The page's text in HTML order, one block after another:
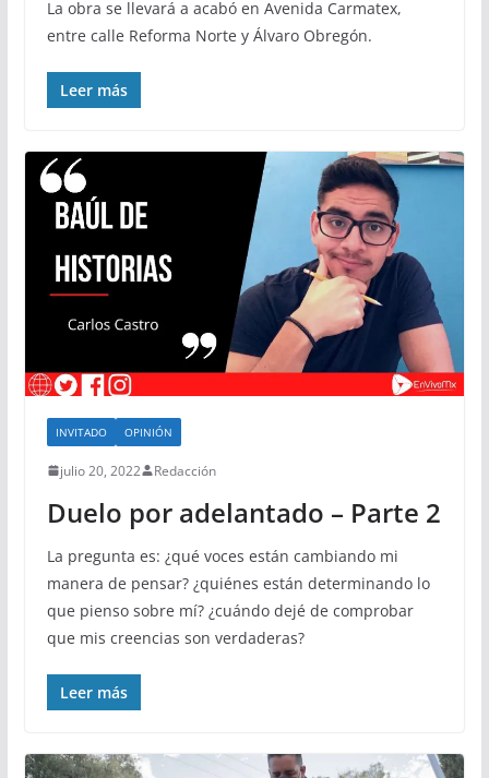
La obra se llevará a acabó en Avenida Carmatex,
entre calle Reforma Norte y Álvaro Obregón.
Leer más
INVITADO OPINIÓN
julio 20, 2022 Redacción
Duelo por adelantado – Parte 2
La pregunta es: ¿qué voces están cambiando mi
manera de pensar? ¿quiénes están determinando lo
que pienso sobre mí? ¿cuándo dejé de comprobar
que mis creencias son verdaderas?
Leer más